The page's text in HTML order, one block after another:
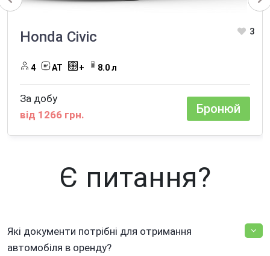
Honda Civic 3
4 AT + 8.0 л
За добу
від 1266 грн.
Бронюй
Є питання?
Які документи потрібні для отримання
автомобіля в оренду?